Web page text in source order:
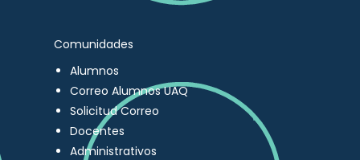
Comunidades
Alumnos
Correo Alumnos UAQ
Solicitud Correo
Docentes
Administrativos